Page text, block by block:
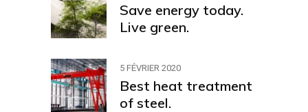
Save energy today.
Live green.
5 FÉVRIER 2020
Best heat treatment
of steel.